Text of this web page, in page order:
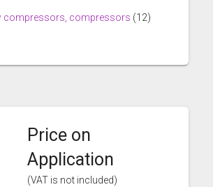
compressors, compressors (12)
Price on
Application
(VAT is not included)